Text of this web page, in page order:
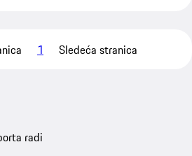
1 Sledeća stranica
radi